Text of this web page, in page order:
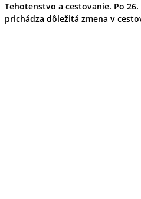
Tehotenstvo a cestovanie. Po
prichádza dôležitá zmena v